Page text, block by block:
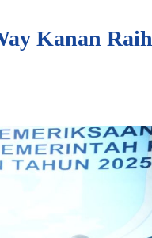
Kanan Raih